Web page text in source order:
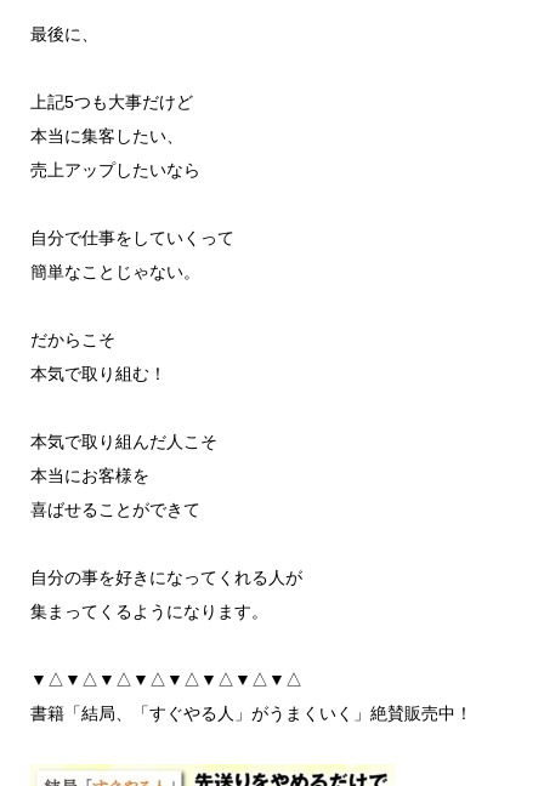
最後に、
上記5つも大事だけど
本当に集客したい、
売上アップしたいなら
自分で仕事をしていくって
簡単なことじゃない。
だからこそ
本気で取り組む！
本気で取り組んだ人こそ
本当にお客様を
喜ばせることができて
自分の事を好きになってくれる人が
集まってくるようになります。
▼△▼△▼△▼△▼△▼△▼△▼△
書籍「結局、「すぐやる人」がうまくいく」絶賛販売中！